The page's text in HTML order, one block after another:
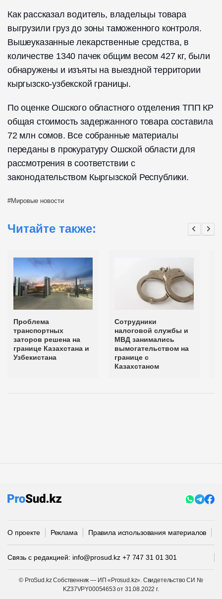
Как рассказал водитель, владельцы товара
выгрузили груз до зоны таможенного контроля.
Вышеуказанные лекарственные средства, в
количестве 1340 пачек общим весом 427 кг, были
обнаружены и изъяты на выездной территории
кыргызско-узбекской границы.
По оценке Ошского областного отделения ТПП КР
общая стоимость задержанного товара составила
72 млн сомов. Все собранные материалы
переданы в прокуратуру Ошской области для
рассмотрения в соответствии с
законодательством Кыргызской Республики.
Мировые новости
Читайте также:
Проблема
транспортных
заторов решена на
границе Казахстана и
Узбекистана
Сотрудники
налоговой службы и
МВД занимались
вымогательством на
границе с
Казахстаном
О проекте Реклама Правила использования материалов
Связь с редакцией: info@prosud.kz +7 747 31 01 301
© ProSud.kz Собственник — ИП «Prosud.kz». Свидетельство СИ №
KZ37VPY00054653 от 31.08.2022 г.